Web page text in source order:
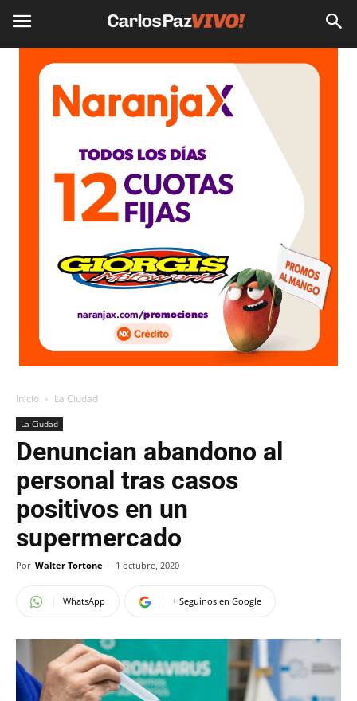
Inicio La Ciudad
La Ciudad
Denuncian abandono al
personal tras casos
positivos en un
supermercado
Por Walter Tortone - 1 octubre, 2020
WhatsApp + Seguinos en Google